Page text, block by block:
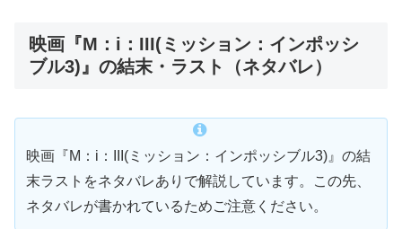
映画『M：i：III(ミッション：インポッシ
ブル3)』の結末・ラスト（ネタバレ）
映画『M：i：III(ミッション：インポッシブル3)』の結
末ラストをネタバレありで解説しています。この先、
ネタバレが書かれているためご注意ください。